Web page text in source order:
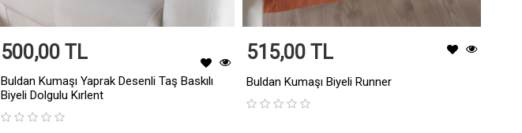
500,00 TL
Buldan Kumaşı Yaprak Desenli Taş Baskılı
Biyeli Dolgulu Kırlent
515,00 TL
Buldan Kumaşı Biyeli Runner